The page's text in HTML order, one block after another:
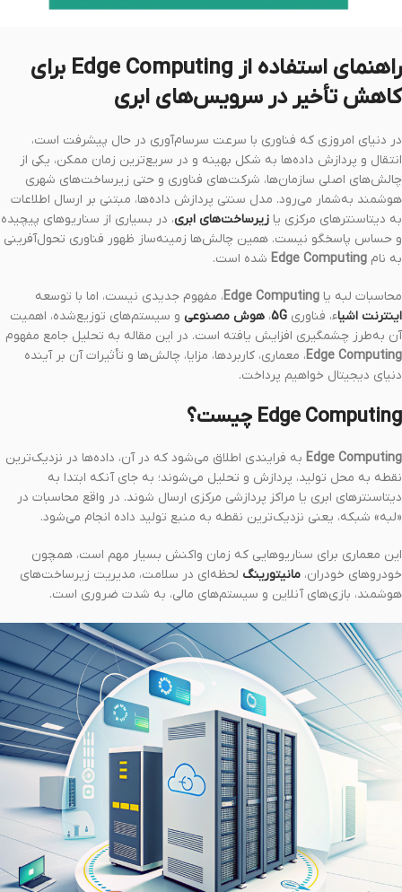
راهنمای استفاده از Edge Computing برای
کاهش تأخیر در سرویس‌های ابری
در دنیای امروزی که فناوری با سرعت سرسام‌آوری در حال پیشرفت است،
انتقال و پردازش داده‌ها به شکل بهینه و در سریع‌ترین زمان ممکن، یکی از
چالش‌های اصلی سازمان‌ها، شرکت‌های فناوری و حتی زیرساخت‌های شهری
هوشمند به‌شمار می‌رود. مدل سنتی پردازش داده‌ها، مبتنی بر ارسال اطلاعات
به دیتاسنترهای مرکزی یا زیرساخت‌های ابری، در بسیاری از سناریوهای پیچیده
و حساس پاسخگو نیست. همین چالش‌ها زمینه‌ساز ظهور فناوری تحول‌آفرینی
به نام Edge Computing شده است.
محاسبات لبه یا Edge Computing، مفهوم جدیدی نیست، اما با توسعه
اینترنت اشیاء، فناوری 5G، هوش مصنوعی و سیستم‌های توزیع‌شده، اهمیت
آن به‌طرز چشمگیری افزایش یافته است. در این مقاله به تحلیل جامع مفهوم
Edge Computing، معماری، کاربردها، مزایا، چالش‌ها و تأثیرات آن بر آینده
دنیای دیجیتال خواهیم پرداخت.
Edge Computing چیست؟
Edge Computing به فرایندی اطلاق می‌شود که در آن، داده‌ها در نزدیک‌ترین
نقطه به محل تولید، پردازش و تحلیل می‌شوند؛ به جای آنکه ابتدا به
دیتاسنترهای ابری یا مراکز پردازشی مرکزی ارسال شوند. در واقع محاسبات در
«لبه» شبکه، یعنی نزدیک‌ترین نقطه به منبع تولید داده انجام می‌شود.
این معماری برای سناریوهایی که زمان واکنش بسیار مهم است، همچون
خودروهای خودران، مانیتورینگ لحظه‌ای در سلامت، مدیریت زیرساخت‌های
هوشمند، بازی‌های آنلاین و سیستم‌های مالی، به شدت ضروری است.